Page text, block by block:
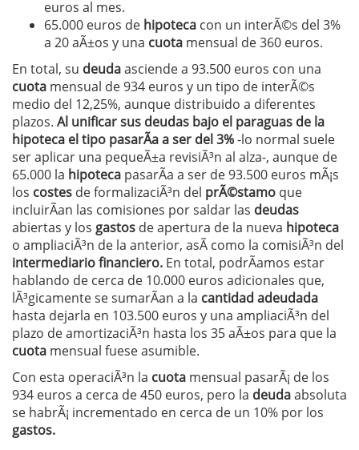
euros al mes.
65.000 euros de hipoteca con un interÃ©s del 3%
a 20 aÃ±os y una cuota mensual de 360 euros.
En total, su deudaasciende a 93.500 euros con una
cuota mensual de 934 euros y un tipo de interÃ©s
medio del 12,25%, aunque distribuido a diferentes
plazos. Al unificar sus deudas bajo el paraguas de la
hipoteca el tipo pasarÃ­a a ser del 3%-lo normal suele
ser aplicar una pequeÃ±a revisiÃ³n al alza-, aunque de
65.000 la hipoteca pasarÃ­a a ser de 93.500 euros mÃ¡s
los costes de formalizaciÃ³n del prÃ©stamo que
incluirÃ­an las comisiones por saldar las deudas
abiertas y los gastos de apertura de la nueva hipoteca
o ampliaciÃ³n de la anterior, asÃ­ como la comisiÃ³n del
intermediario financiero. En total, podrÃ­amos estar
hablando de cerca de 10.000 euros adicionales que,
lÃ³gicamente se sumarÃ­an a la cantidad adeudada
hasta dejarla en 103.500 euros y una ampliaciÃ³n del
plazo de amortizaciÃ³n hasta los 35 aÃ±os para que la
cuota mensual fuese asumible.
Con esta operaciÃ³n la cuota mensual pasarÃ¡ de los
934 euros a cerca de 450 euros, pero la deudaabsoluta
se habrÃ¡ incrementado en cerca de un 10% por los
gastos.